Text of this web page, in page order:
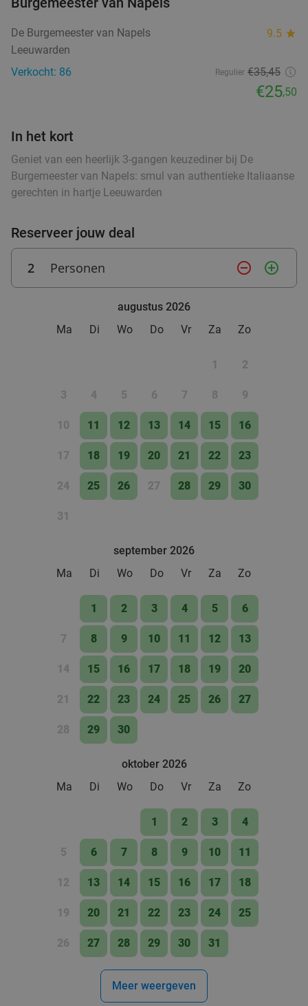
food
food
Za
Hof van Oldeberkoop
Oldeberkoop 27 min.directions_car
,90
44%
3-gangen keuzediner bij Heerlijkheid
Vandaag Wo Do Vr
Za
Marum
Regulier €42 ,20
€23
De Burgemeester van Napels 9.5 star
Leeuwarden
Verkocht: 86
Regulier €35,45
€25,50
In het kort
Geniet van een heerlijk 3-gangen keuzediner bij De
Burgemeester van Napels: smul van authentieke Italiaanse
gerechten in hartje Leeuwarden
Reserveer jouw deal
2 Personen remove_circle_outline add_circle_outline
augustus 2026
Ma
Di Wo Do Vr Za Zo
1 2
3 4 5 6 7 8 9
10 11 12 13 14 15 16
17 18 19 20 21 22 23
24 25 26 27 28 29 30
31
september 2026
Ma
Di Wo Do Vr Za Zo
1 2 3 4 5 6
7 8 9 10 11 12 13
14 15 16 17 18 19 20
21 22 23 24 25 26 27
28 29 30
oktober 2026
Ma
Di Wo Do Vr Za Zo
1 2 3 4
5 6 7 8 9 10 11
12 13 14 15 16 17 18
19 20 21 22 23 24 25
26 27 28 29 30 31
Meer weergeven